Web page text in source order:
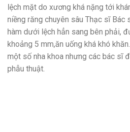
lệch mặt do xương khá nặng tới
niềng răng chuyên sâu Thạc sĩ Bác
hàm dưới lệch hẳn sang bên phải,
khoảng 5 mm,ăn uống khá khó
một số nha khoa nhưng các bác sĩ
phẫu thuật.